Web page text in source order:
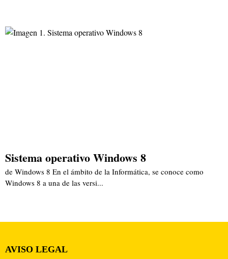
Sistema operativo Windows 8
de Windows 8 En el ámbito de la Informática, se conoce como
Windows 8 a una de las versi...
AVISO LEGAL